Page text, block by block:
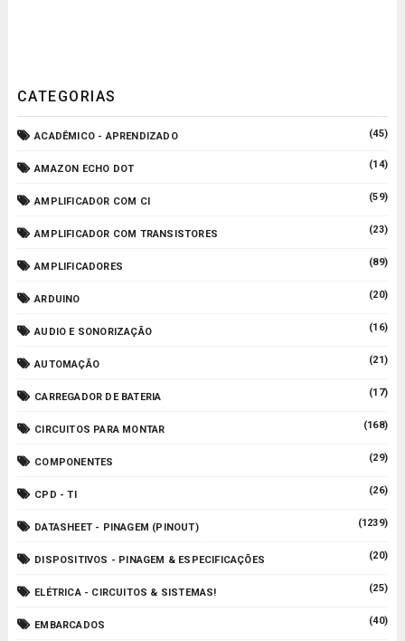
CATEGORIAS
ACADÊMICO - APRENDIZADO (45)
AMAZON ECHO DOT (14)
AMPLIFICADOR COM CI (59)
AMPLIFICADOR COM TRANSISTORES (23)
AMPLIFICADORES (89)
ARDUINO (20)
AUDIO E SONORIZAÇÃO (16)
AUTOMAÇÃO (21)
CARREGADOR DE BATERIA (17)
CIRCUITOS PARA MONTAR (168)
COMPONENTES (29)
CPD - TI (26)
DATASHEET - PINAGEM (PINOUT) (1239)
DISPOSITIVOS - PINAGEM & ESPECIFICAÇÕES (20)
ELÉTRICA - CIRCUITOS & SISTEMAS! (25)
EMBARCADOS (40)